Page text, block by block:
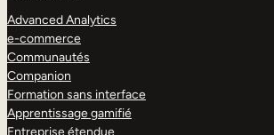
Advanced Analytics
e-commerce
Communautés
Companion
Formation sans interface
Apprentissage gamifié